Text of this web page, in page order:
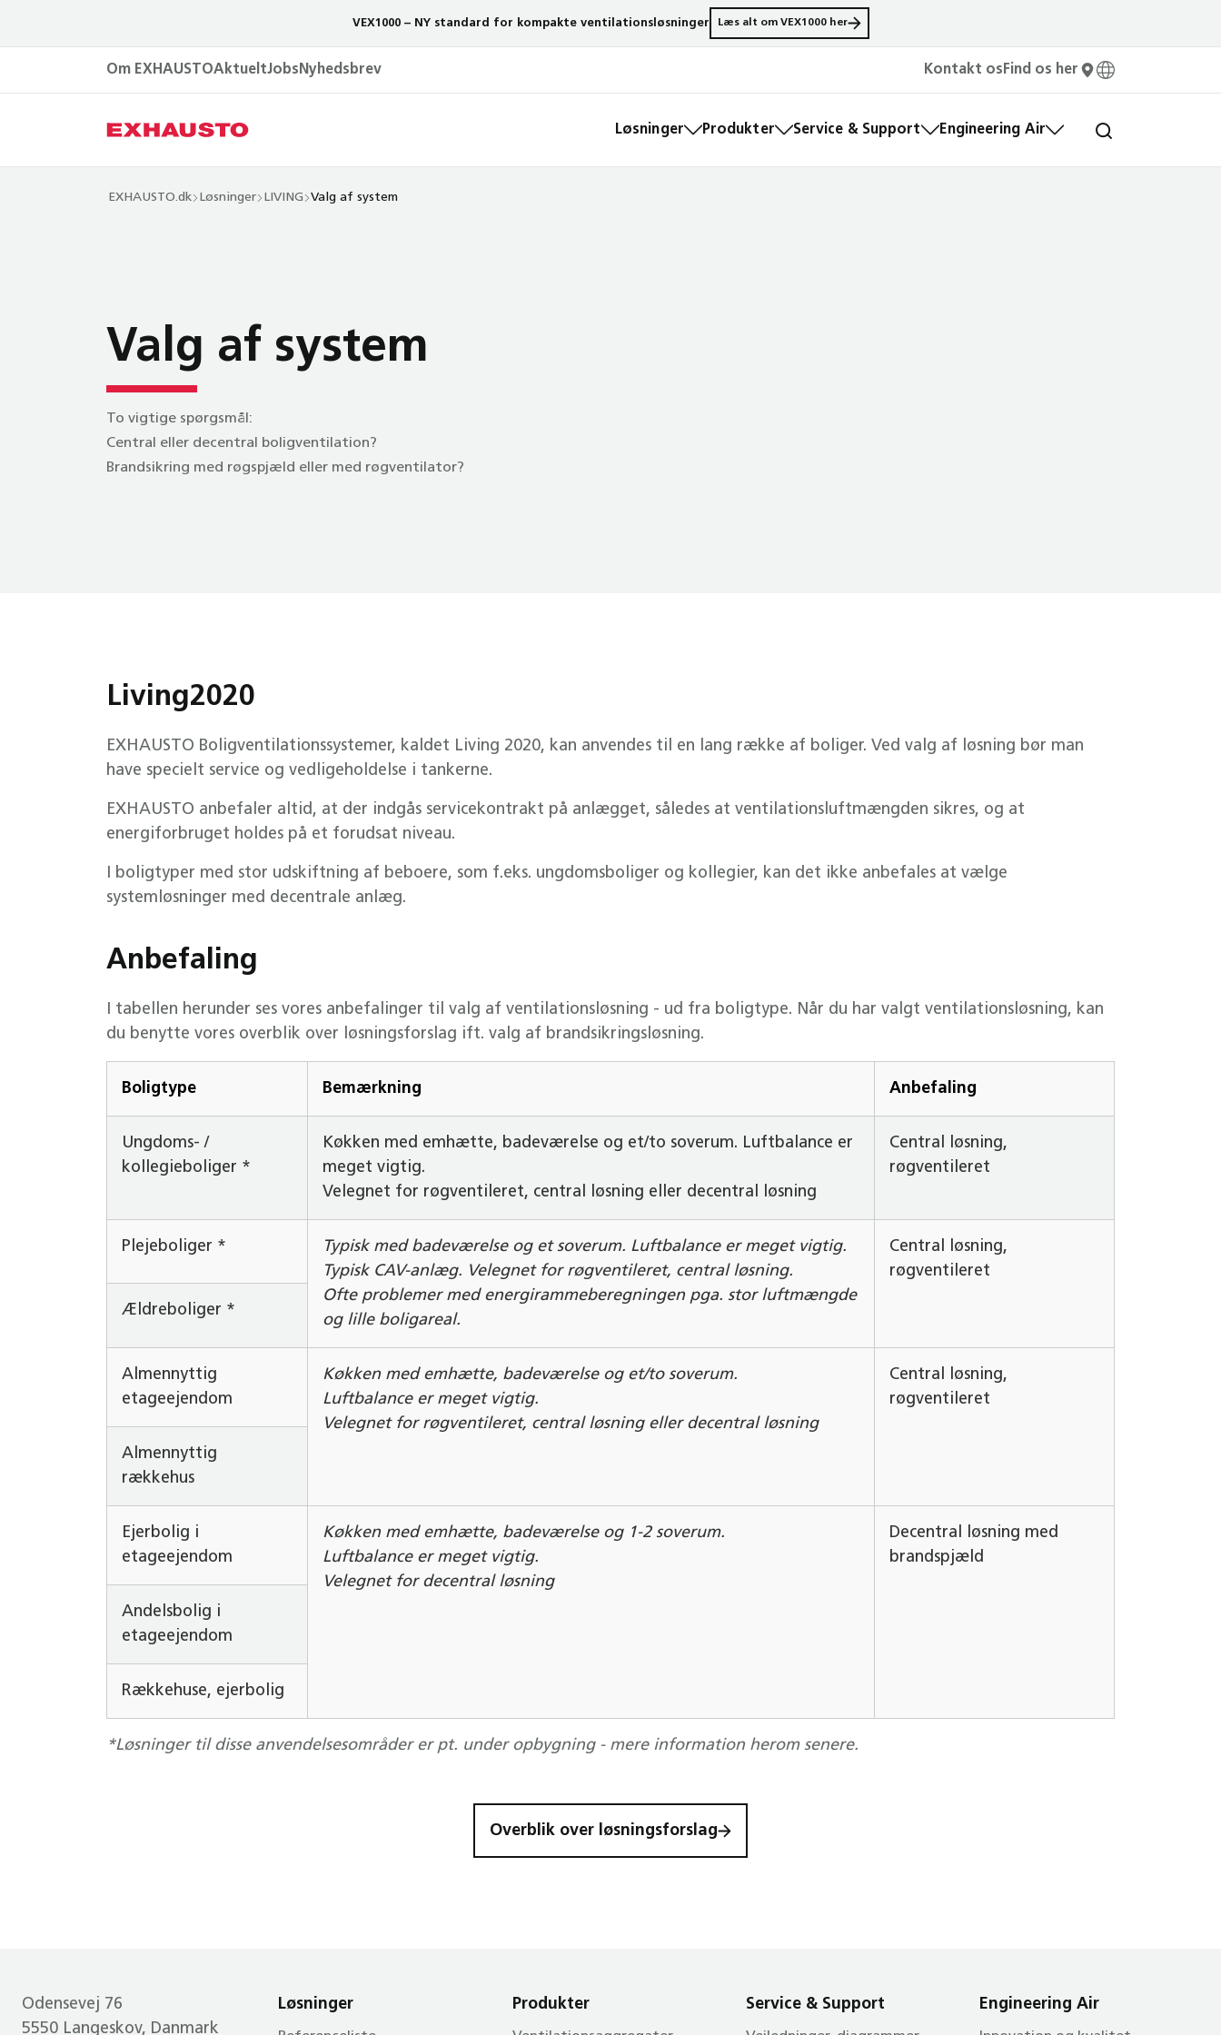
VEX1000 – NY standard for kompakte ventilationsløsninger Læs alt om VEX1000 her
Om EXHAUSTOAktueltJobs Nyhedsbrev Kontakt os Find os her
Løsninger Produkter Service & Support Engineering Air
EXHAUSTO.dk Løsninger LIVING Valg af system
Valg af system
To vigtige spørgsmål:
Central eller decentral boligventilation?
Brandsikring med røgspjæld eller med røgventilator?
Living2020
EXHAUSTO Boligventilationssystemer, kaldet Living 2020, kan anvendes til en lang række af boliger. Ved valg af løsning bør man
have specielt service og vedligeholdelse i tankerne.
EXHAUSTO anbefaler altid, at der indgås servicekontrakt på anlægget, således at ventilationsluftmængden sikres, og at
energiforbruget holdes på et forudsat niveau.
I boligtyper med stor udskiftning af beboere, som f.eks. ungdomsboliger og kollegier, kan det ikke anbefales at vælge
systemløsninger med decentrale anlæg.
Anbefaling
I tabellen herunder ses vores anbefalinger til valg af ventilationsløsning - ud fra boligtype. Når du har valgt ventilationsløsning, kan
du benytte vores overblik over løsningsforslag ift. valg af brandsikringsløsning.
Boligtype Bemærkning Anbefaling
Ungdoms- /
kollegieboliger *
Køkken med emhætte, badeværelse og et/to soverum. Luftbalance er
meget vigtig.
Velegnet for røgventileret, central løsning eller decentral løsning
Central løsning,
røgventileret
Plejeboliger *
Typisk med badeværelse og et soverum. Luftbalance er meget vigtig.
Typisk CAV-anlæg. Velegnet for røgventileret, central løsning.
Ofte problemer med energirammeberegningen pga. stor luftmængde
og lille boligareal.
Central løsning,
røgventileret
Ældreboliger *
Almennyttig
etageejendom
Køkken med emhætte, badeværelse og et/to soverum.
Luftbalance er meget vigtig.
Velegnet for røgventileret, central løsning eller decentral løsning
Central løsning,
røgventileret
Almennyttig
rækkehus
Ejerbolig i
etageejendom
Køkken med emhætte, badeværelse og 1-2 soverum.
Luftbalance er meget vigtig.
Velegnet for decentral løsning
Decentral løsning med
brandspjæld
Andelsbolig i
etageejendom
Rækkehuse, ejerbolig
*Løsninger til disse anvendelsesområder er pt. under opbygning - mere information herom senere.
Overblik over løsningsforslag
Odensevej 76
5550 Langeskov, Danmark
Løsninger Produkter Service & Support Engineering Air